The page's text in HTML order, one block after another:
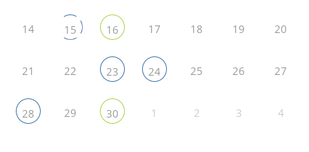
14 15 16 17 18 19 20
21 22 23 24 25 26 27
28 29 30 1 2 3 4